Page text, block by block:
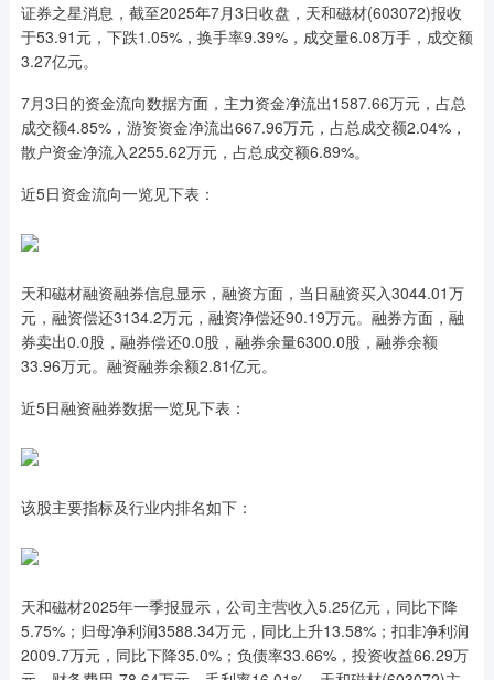
证券之星消息，截至2025年7月3日收盘，天和磁材(603072)报收
于53.91元，下跌1.05%，换手率9.39%，成交量6.08万手，成交额
3.27亿元。
7月3日的资金流向数据方面，主力资金净流出1587.66万元，占总
成交额4.85%，游资资金净流出667.96万元，占总成交额2.04%，
散户资金净流入2255.62万元，占总成交额6.89%。
近5日资金流向一览见下表：
天和磁材融资融券信息显示，融资方面，当日融资买入3044.01万
元，融资偿还3134.2万元，融资净偿还90.19万元。融券方面，融
券卖出0.0股，融券偿还0.0股，融券余量6300.0股，融券余额
33.96万元。融资融券余额2.81亿元。
近5日融资融券数据一览见下表：
该股主要指标及行业内排名如下：
天和磁材2025年一季报显示，公司主营收入5.25亿元，同比下降
5.75%；归母净利润3588.34万元，同比上升13.58%；扣非净利润
2009.7万元，同比下降35.0%；负债率33.66%，投资收益66.29万